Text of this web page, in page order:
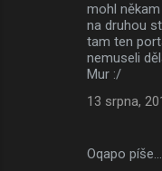
mohl
na druhou
tam ten
nemuseli
Mur :/
13 srpna,
Oqapo píše…